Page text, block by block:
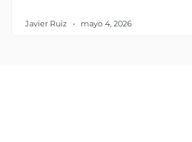
Javier Ruiz mayo 4, 2026